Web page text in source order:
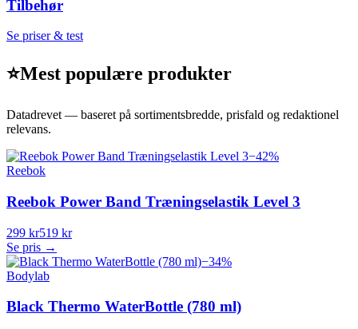
Tilbehør
Se priser & test
⭐Mest populære produkter
Datadrevet — baseret på sortimentsbredde, prisfald og redaktionel
relevans.
−42%
Reebok
Reebok Power Band Træningselastik Level 3
299 kr519 kr
Se pris →
−34%
Bodylab
Black Thermo WaterBottle (780 ml)